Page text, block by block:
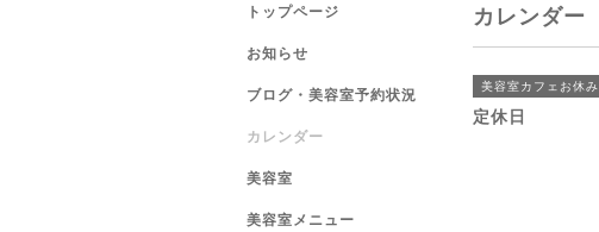
カレンダー
美容室カフェお休み
定休日
トップページ
お知らせ
ブログ・美容室予約状況
カレンダー
美容室
美容室メニュー